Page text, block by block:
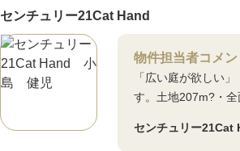
センチュリー21Cat Hand
物件担当者コメン
「広い庭が欲しい
す。土地207m?・全
センチュリー